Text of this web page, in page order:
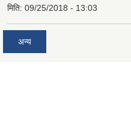
मिति: 09/25/2018 - 13:03
अन्य